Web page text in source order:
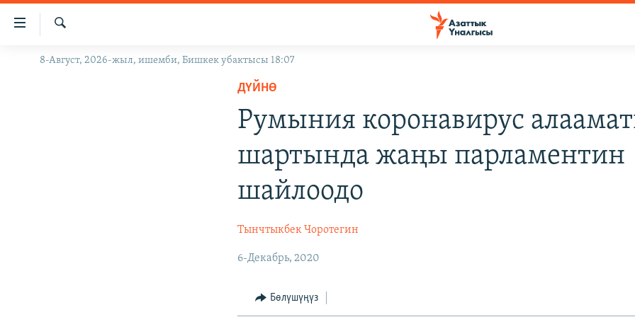
Линктер
Мазмунга
Навигацияга
ЖАҢЫЛЫКТАР
Издөө
8-Август, 2026-жыл, ишемби, Бишкек убактысы 18:07
ДҮЙНӨ
Румыния коронавирус
шартында жаңы парламентин
шайлоодо
Тынчтыкбек Чоротегин
6-Декабрь, 2020
Бөлүшүңүз